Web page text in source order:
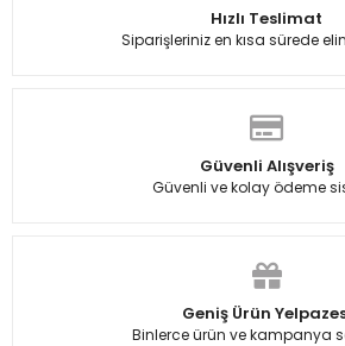
Hızlı Teslimat
Siparişleriniz en kısa sürede
Güvenli Alışveriş
Güvenli ve kolay ödeme
Geniş Ürün
Binlerce ürün ve kampanya